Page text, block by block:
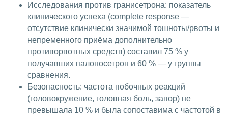
Исследования против гранисетрона: показатель
клинического успеха (complete response —
отсутствие клинически значимой тошноты/рвоты и
непременного приёма дополнительно
противорвотных средств) составил 75 % у
получавших палоносетрон и 60 % — у группы
сравнения.
Безопасность: частота побочных реакций
(головокружение, головная боль, запор) не
превышала 10 % и была сопоставима с частотой в